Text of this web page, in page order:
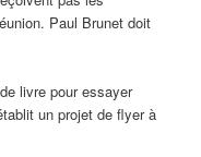
Paul Brunet doit
livre pour essayer
un projet de flyer à